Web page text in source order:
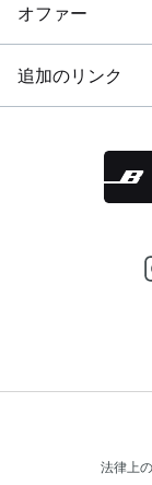
オファー
追加のリンク
法律上の